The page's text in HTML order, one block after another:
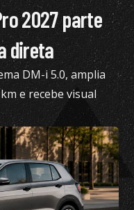
2027 parte
direta
DM-i 5.0, amplia
e recebe visual